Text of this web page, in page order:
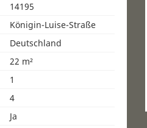
14195
Königin-Luise-Straße
Deutschland
22 m²
1
4
Ja